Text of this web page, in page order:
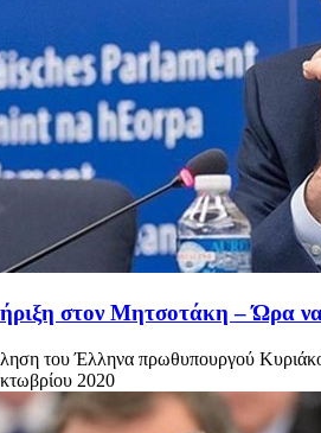
στον Μητσοτάκη – Ώρα να
του Έλληνα πρωθυπουργού
2020